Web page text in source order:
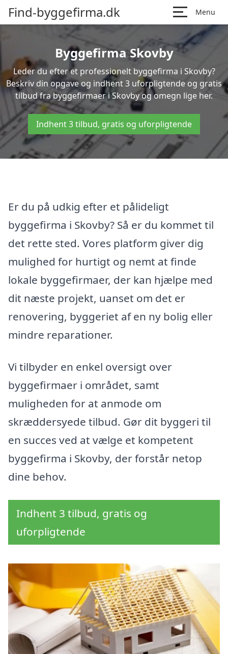
Find-byggefirma.dk Menu
Byggefirma Skovby
Leder du efter et professionelt byggefirma i Skovby?
Beskriv din opgave og indhent 3 uforpligtende og gratis
tilbud fra byggefirmaer i Skovby og omegn lige her.
Indhent 3 tilbud, gratis og uforpligtende
Er du på udkig efter et pålideligt
byggefirma i Skovby? Så er du kommet til
det rette sted. Vores platform giver dig
mulighed for hurtigt og nemt at finde
lokale byggefirmaer, der kan hjælpe med
dit næste projekt, uanset om det er
renovering, byggeriet af en ny bolig eller
mindre reparationer.
Vi tilbyder en enkel oversigt over
byggefirmaer i området, samt
muligheden for at anmode om
skræddersyede tilbud. Gør dit byggeri til
en succes ved at vælge et kompetent
byggefirma i Skovby, der forstår netop
dine behov.
Indhent 3 tilbud, gratis og
uforpligtende